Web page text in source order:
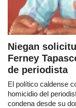
Niegan
Ferney
de periodista
El político caldense
homicidio del
condena desde su